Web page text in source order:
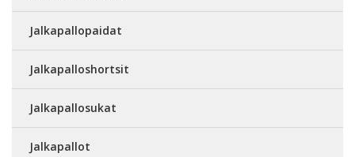
Jalkapallopaidat
Jalkapalloshortsit
Jalkapallosukat
Jalkapallot